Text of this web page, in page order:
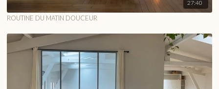
27:40
ROUTINE DU MATIN DOUCEUR